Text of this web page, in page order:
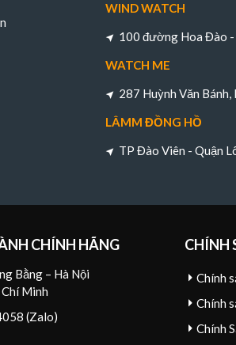
WIND WATCH
100 đường Hoa Đào -
WATCH ME
287 Huỳnh Văn
LÂMM ĐỒNG HỒ
TP Đào Viên - Quận
CHÍNH HÃNG
Bằng – Hà Nội
Minh
(Zalo)
CHÍNH
Chính
Chính
Chính